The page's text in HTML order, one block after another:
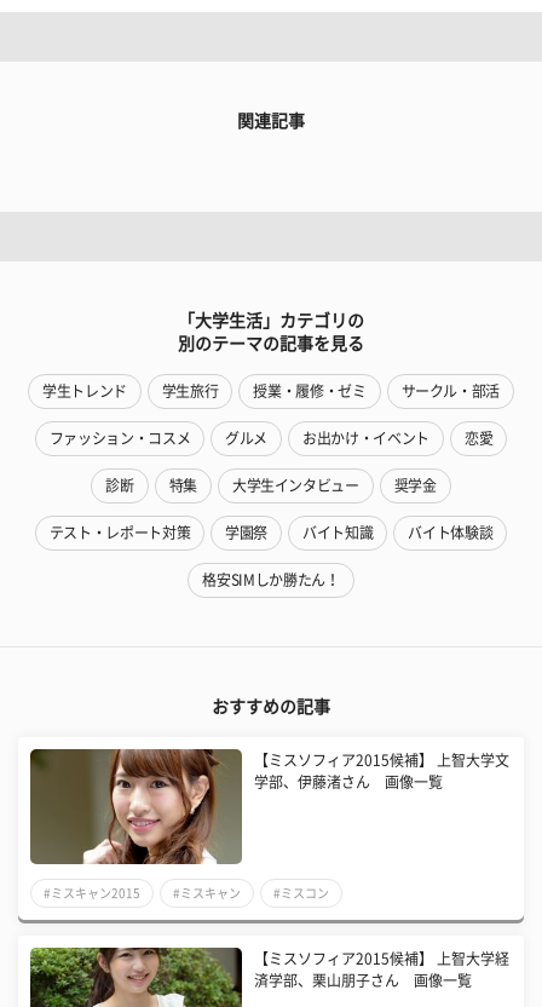
関連記事
「大学生活」カテゴリの
別のテーマの記事を見る
学生トレンド 学生旅行 授業・履修・ゼミ サークル・部活
ファッション・コスメ グルメ お出かけ・イベント 恋愛
診断 特集 大学生インタビュー 奨学金
テスト・レポート対策 学園祭 バイト知識 バイト体験談
格安SIMしか勝たん！
おすすめの記事
【ミスソフィア2015候補】 上智大学文
学部、伊藤渚さん 画像一覧
#ミスキャン2015 #ミスキャン #ミスコン
【ミスソフィア2015候補】 上智大学経
済学部、栗山朋子さん 画像一覧